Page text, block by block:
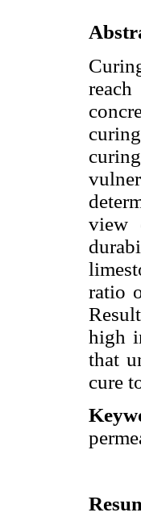
view
ratio
high
that
cure